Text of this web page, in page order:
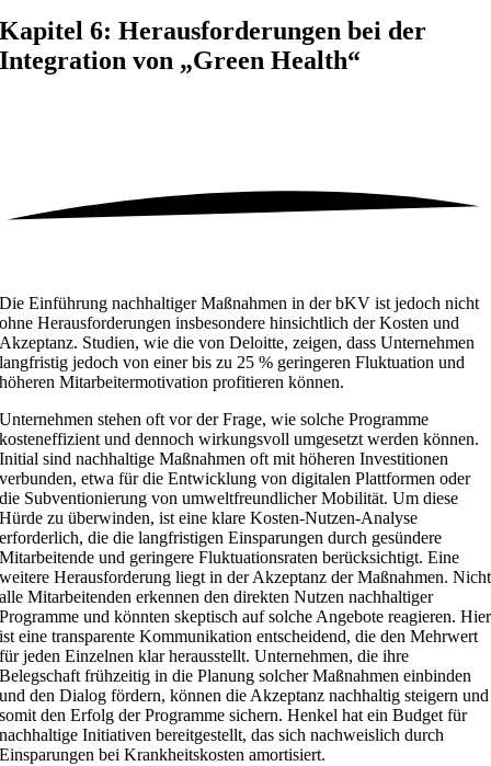
Kapitel 6: Herausforderungen bei der
Integration von „Green Health“
Die Einführung nachhaltiger Maßnahmen in der bKV ist jedoch nicht
ohne Herausforderungen insbesondere hinsichtlich der Kosten und
Akzeptanz. Studien, wie die von Deloitte, zeigen, dass Unternehmen
langfristig jedoch von einer bis zu 25 % geringeren Fluktuation und
höheren Mitarbeitermotivation profitieren können.
Unternehmen stehen oft vor der Frage, wie solche Programme
kosteneffizient und dennoch wirkungsvoll umgesetzt werden können.
Initial sind nachhaltige Maßnahmen oft mit höheren Investitionen
verbunden, etwa für die Entwicklung von digitalen Plattformen oder
die Subventionierung von umweltfreundlicher Mobilität. Um diese
Hürde zu überwinden, ist eine klare Kosten-Nutzen-Analyse
erforderlich, die die langfristigen Einsparungen durch gesündere
Mitarbeitende und geringere Fluktuationsraten berücksichtigt. Eine
weitere Herausforderung liegt in der Akzeptanz der Maßnahmen. Nicht
alle Mitarbeitenden erkennen den direkten Nutzen nachhaltiger
Programme und könnten skeptisch auf solche Angebote reagieren. Hier
ist eine transparente Kommunikation entscheidend, die den Mehrwert
für jeden Einzelnen klar herausstellt. Unternehmen, die ihre
Belegschaft frühzeitig in die Planung solcher Maßnahmen einbinden
und den Dialog fördern, können die Akzeptanz nachhaltig steigern und
somit den Erfolg der Programme sichern. Henkel hat ein Budget für
nachhaltige Initiativen bereitgestellt, das sich nachweislich durch
Einsparungen bei Krankheitskosten amortisiert.